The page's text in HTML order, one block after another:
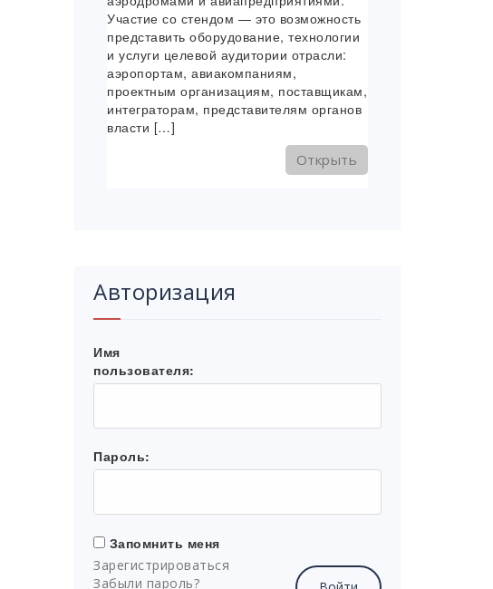
Участие со стендом — это возможность
представить оборудование, технологии
и услуги целевой аудитории отрасли:
аэропортам, авиакомпаниям,
проектным организациям, поставщикам,
интеграторам, представителям органов
власти […]
Открыть
Авторизация
Имя
пользователя:
Пароль:
Запомнить меня
Зарегистрироваться
Забыли пароль?